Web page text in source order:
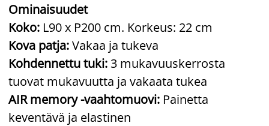
Ominaisuudet
Koko: L90 x P200 cm. Korkeus: 22 cm
Kova patja:Vakaa ja tukeva
Kohdennettu tuki:3 mukavuuskerrosta
tuovat mukavuutta ja vakaata tukea
AIR memory -vaahtomuovi: Painetta
keventävä ja elastinen